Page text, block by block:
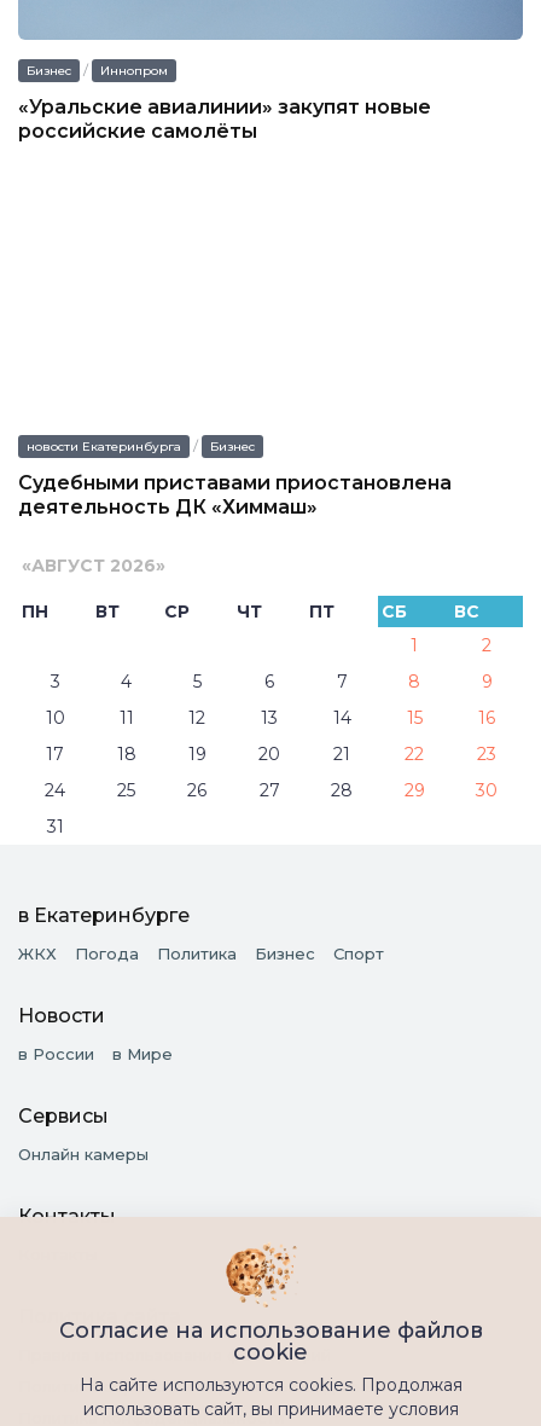
Бизнес / Иннопром
«Уральские авиалинии» закупят новые
российские самолёты
новости Екатеринбурга / Бизнес
Судебными приставами приостановлена
деятельность ДК «Химмаш»
«АВГУСТ 2026»
ПН ВТ СР ЧТ ПТ СБ
ВС
1
2
3
4 5 6 7 8
9
10
11 12 13 14 15
16
17
18 19 20 21 22
23
24
25 26 27 28 29
30
31
в Екатеринбурге
ЖКХ Погода Политика Бизнес Спорт
Новости
в России в Мире
Сервисы
Онлайн камеры
Контакты
Политика сайта
Правила использования фотографий
Политика обработки персональных данных
Политика конфиденциальности
Согласие на использование файлов
cookie
На сайте используются cookies. Продолжая
использовать сайт, вы принимаете условия